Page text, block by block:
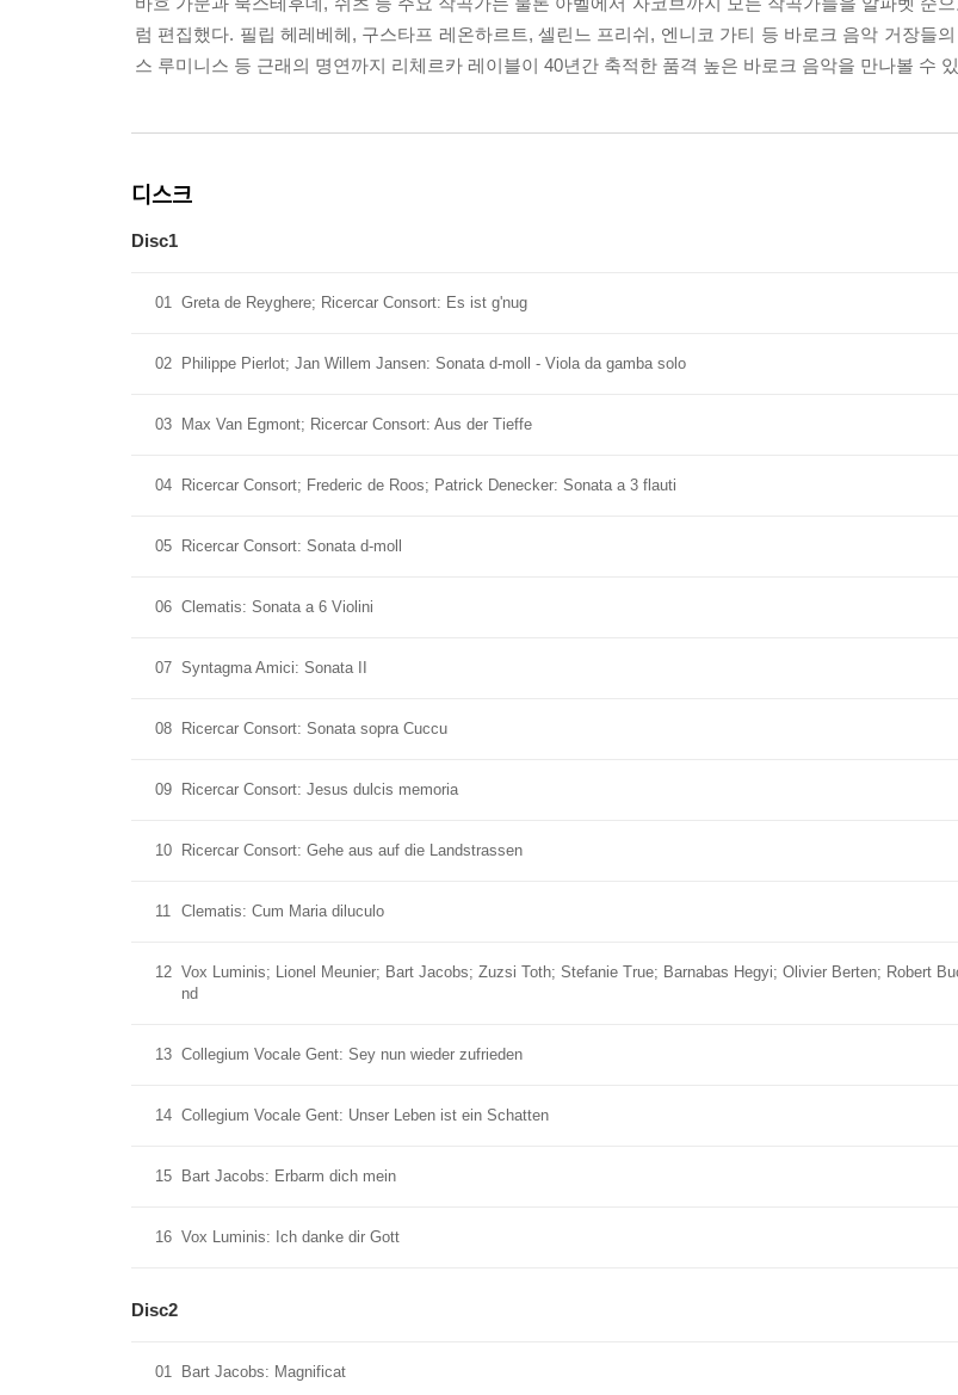
럼 편집했다. 필립 헤레베헤, 구스타프 레온하르트, 셀린느 프리쉬, 엔니코 가티 등 바로크 음악 거장들
스 루미니스 등 근래의 명연까지 리체르카 레이블이 40년간 축적한 품격 높은 바로크 음악을 만나볼 수
디스크
Disc1
01 Greta de Reyghere; Ricercar Consort: Es ist g'nug
02 Philippe Pierlot; Jan Willem Jansen: Sonata d-moll - Viola da gamba solo
03 Max Van Egmont; Ricercar Consort: Aus der Tieffe
04 Ricercar Consort; Frederic de Roos; Patrick Denecker: Sonata a 3 flauti
05 Ricercar Consort: Sonata d-moll
06 Clematis: Sonata a 6 Violini
07 Syntagma Amici: Sonata II
08 Ricercar Consort: Sonata sopra Cuccu
09 Ricercar Consort: Jesus dulcis memoria
10 Ricercar Consort: Gehe aus auf die Landstrassen
11 Clematis: Cum Maria diluculo
12 Vox Luminis; Lionel Meunier; Bart Jacobs; Zuzsi Toth; Stefanie True; Barnabas Hegyi; Olivier Berten; Robert
nd
13 Collegium Vocale Gent: Sey nun wieder zufrieden
14 Collegium Vocale Gent: Unser Leben ist ein Schatten
15 Bart Jacobs: Erbarm dich mein
16 Vox Luminis: Ich danke dir Gott
Disc2
01 Bart Jacobs: Magnificat